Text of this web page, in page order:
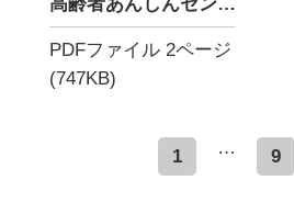
高齢者あんしんセンター希望館たより 8月1日号
PDFファイル 2ページ
(747KB)
1 … 9